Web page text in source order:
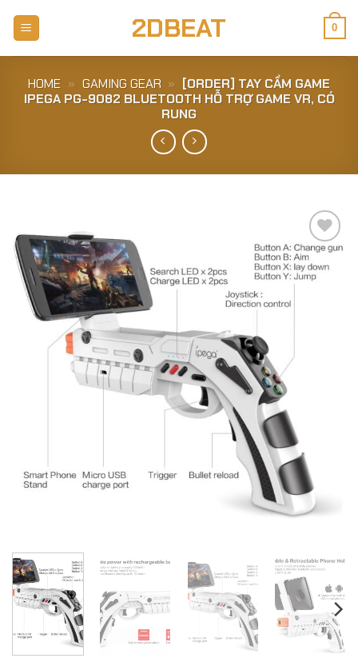
2DBEAT 0
HOME » GAMING GEAR »
[ORDER] TAY CẦM GAME
IPEGA PG-9082 BLUETOOTH HỖ TRỢ GAME VR, CÓ
RUNG
Add to
Wishlist